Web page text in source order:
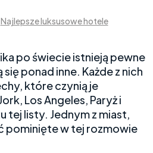
Najlepsze luksusowe hotele
po świecie istnieją pewne
ponad inne. Każde z nich
które czynią je
Los Angeles, Paryż i
tej listy. Jednym z miast,
pominięte w tej rozmowie